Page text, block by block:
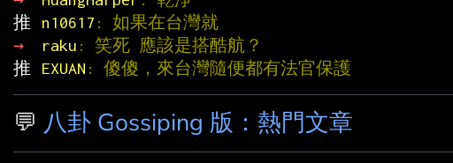
推
n10617 : 如果在台灣就
→
raku : 笑死 應該是搭酷航？
推
EXUAN : 傻傻，來台灣隨便都有法官保護
💬 八卦 Gossiping 版：熱門文章